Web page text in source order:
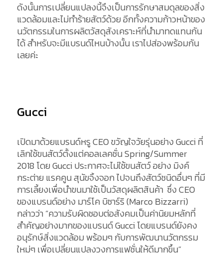
ดังนั้นการเปลี่ยนแปลงนี้จึงเป็นการรักษาสมดุลของสิ่ง
แวดล้อมและไม่ทำร้ายสัตว์ด้วย อีกทั้งความก้าวหน้าของ
นวัตกรรมในการผลิตวัสดุสังเคราะห์ที่นำมาทดแทนกัน
ได้ สำหรับจะมีแบรนด์ไหนบ้างนั้น เราไปส่องพร้อมกัน
เลยค่ะ
Gucci
เปิดมาด้วยแบรนด์หรู CEO ขวัญใจวัยรุ่นอย่าง Gucci ที่
เลิกใช้ขนสัตว์ตั้งแต่คอลเลคชั่น Spring/Summer
2018 โดย Gucci ประกาศจะไม่ใช้ขนสัตว์ อย่าง มิงค์
กระต่าย แรคคูน สุนัขจิ้งจอก ไปจนถึงสัตว์ชนิดอื่นๆ ที่มี
การเลี้ยงเพื่อนำขนมาใช้เป็นวัสดุผลิตสินค้า ซึ่ง CEO
ของแบรนด์อย่าง มาร์โค บิซาร์ริ (Marco Bizzarri)
กล่าวว่า “ความรับผิดชอบต่อสังคมเป็นค่านิยมหลักที่
สำคัญอย่างมากของแบรนด์ Gucci โดยแบรนด์ยังคง
อนุรักษ์สิ่งแวดล้อม พร้อมๆ กับการพัฒนานวัตกรรม
ใหม่ๆ เพื่อเปลี่ยนแปลงวงการแฟชั่นให้ดีมากขึ้น”